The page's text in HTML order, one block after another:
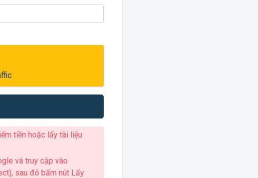
tiền hoặc lấy tài liệu
và truy cập vào
sau đó bấm nút Lấy